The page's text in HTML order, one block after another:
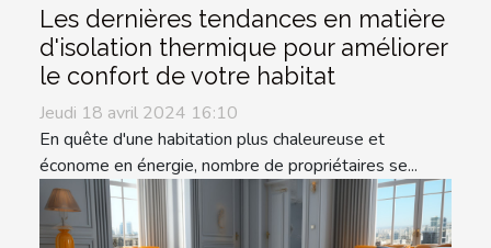
Les dernières tendances en matière
d'isolation thermique pour améliorer
le confort de votre habitat
Jeudi 18 avril 2024 16:10
En quête d'une habitation plus chaleureuse et
économe en énergie, nombre de propriétaires se...